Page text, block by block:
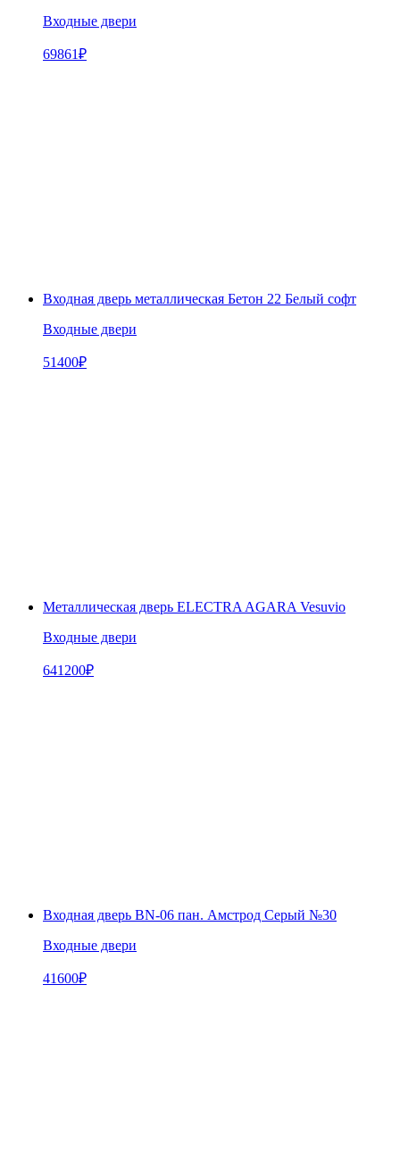
Входные двери
69861₽
Входная дверь металлическая Бетон 22 Белый софт
Входные двери
51400₽
Металлическая дверь ELECTRA AGARA Vesuvio
Входные двери
641200₽
Входная дверь BN-06 пан. Амстрод Серый №30
Входные двери
41600₽